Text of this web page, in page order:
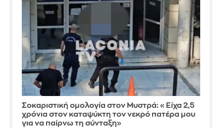
Σοκαριστική ομολογία στον Μυστρά: «Είχα 2,5
χρόνια στον καταψύκτη τον νεκρό πατέρα μου
για να παίρνω τη σύνταξη»